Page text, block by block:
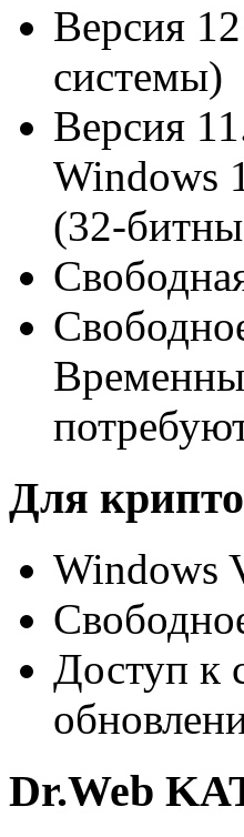
Версия
системы)
Версия
Windows
(32-
Для
Windows
Доступ к
Dr.Web